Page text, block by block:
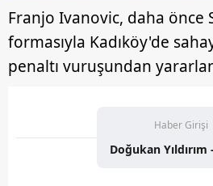
Franjo Ivanovic, daha önce
formasıyla Kadıköy'de
penaltı vuruşundan
Haber Girişi
Doğukan